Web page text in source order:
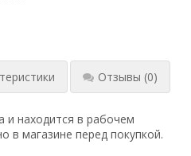
Отзывы (0)
и находится в рабочем
в магазине перед покупкой.